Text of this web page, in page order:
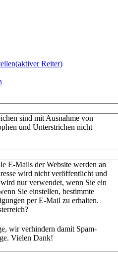
(aktiver Reiter)
sind mit Ausnahme von
und Unterstrichen nicht
E-Mails der Website werden an
wird nicht veröffentlicht und
nur verwendet, wenn Sie ein
Sie einstellen, bestimmte
per E-Mail zu erhalten.
wir verhindern damit Spam-
Vielen Dank!